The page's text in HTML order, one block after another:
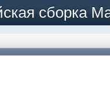
сборка